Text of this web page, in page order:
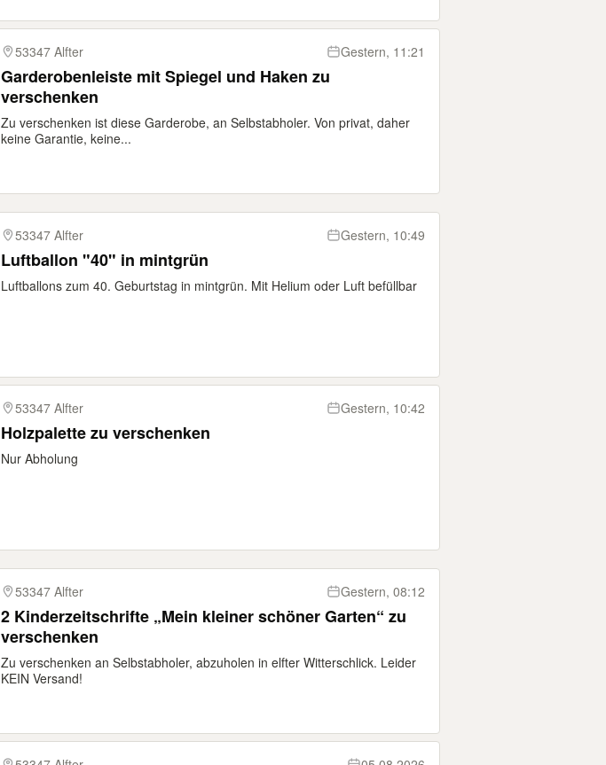
53347 Alfter Gestern, 11:21
Garderobenleiste mit Spiegel und Haken zu
verschenken
Zu verschenken ist diese Garderobe, an Selbstabholer. Von privat, daher
keine Garantie, keine...
53347 Alfter Gestern, 10:49
Luftballon "40" in mintgrün
Luftballons zum 40. Geburtstag in mintgrün. Mit Helium oder Luft befüllbar
53347 Alfter Gestern, 10:42
Holzpalette zu verschenken
Nur Abholung
53347 Alfter Gestern, 08:12
2 Kinderzeitschrifte „Mein kleiner schöner Garten“ zu
verschenken
Zu verschenken an Selbstabholer, abzuholen in elfter Witterschlick. Leider
KEIN Versand!